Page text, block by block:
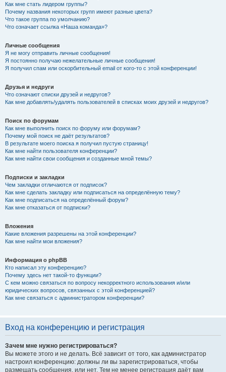
Как мне стать лидером группы?
Почему названия некоторых групп имеют разные цвета?
Что такое группа по умолчанию?
Что означает ссылка «Наша команда»?
Личные сообщения
Я не могу отправить личные сообщения!
Я постоянно получаю нежелательные личные сообщения!
Я получил спам или оскорбительный email от кого-то с этой конференции!
Друзья и недруги
Что означают списки друзей и недругов?
Как мне добавлять/удалять пользователей в списках моих друзей и недругов?
Поиск по форумам
Как мне выполнить поиск по форуму или форумам?
Почему мой поиск не даёт результатов?
В результате моего поиска я получил пустую страницу!
Как мне найти пользователя конференции?
Как мне найти свои сообщения и созданные мной темы?
Подписки и закладки
Чем закладки отличаются от подписок?
Как мне сделать закладку или подписаться на определённую тему?
Как мне подписаться на определённый форум?
Как мне отказаться от подписки?
Вложения
Какие вложения разрешены на этой конференции?
Как мне найти мои вложения?
Информация о phpBB
Кто написал эту конференцию?
Почему здесь нет такой-то функции?
С кем можно связаться по вопросу некорректного использования и/или
юридических вопросов, связанных с этой конференцией?
Как мне связаться с администратором конференции?
Вход на конференцию и регистрация
Зачем мне нужно регистрироваться?
Вы можете этого и не делать. Всё зависит от того, как администратор
настроил конференцию: должны ли вы зарегистрироваться, чтобы
размещать сообщения, или нет. Тем не менее регистрация даёт вам